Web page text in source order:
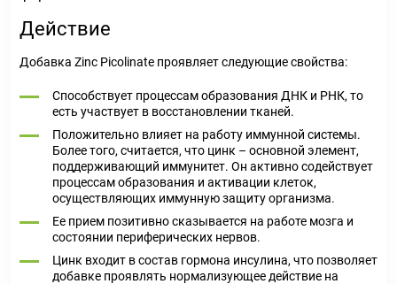
Действие
Добавка Zinc Picolinate проявляет следующие свойства:
Способствует процессам образования ДНК и РНК, то
есть участвует в восстановлении тканей.
Положительно влияет на работу иммунной системы.
Более того, считается, что цинк – основной элемент,
поддерживающий иммунитет. Он активно содействует
процессам образования и активации клеток,
осуществляющих иммунную защиту организма.
Ее прием позитивно сказывается на работе мозга и
состоянии периферических нервов.
Цинк входит в состав гормона инсулина, что позволяет
добавке проявлять нормализующее действие на